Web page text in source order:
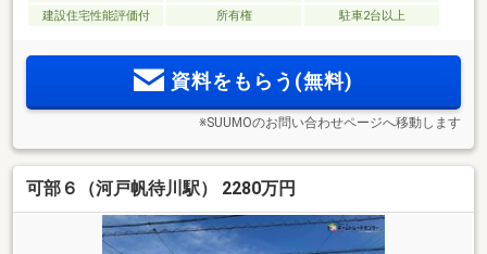
建設住宅性能評価付
所有権 駐車2台以上
資料をもらう(無料)
※SUUMOのお問い合わせページへ移動します
可部６（河戸帆待川駅） 2280万円